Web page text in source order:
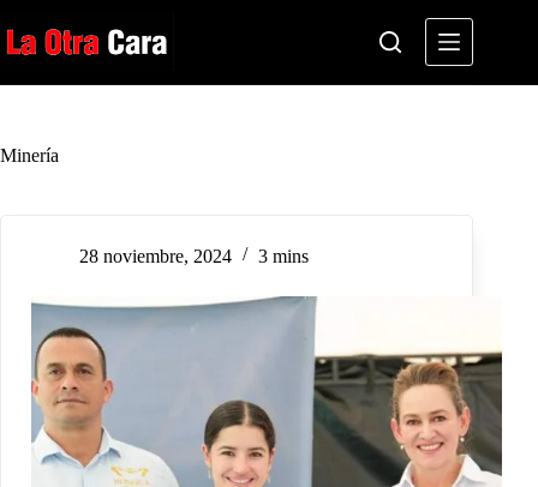
al
contenido
Minería
28 noviembre, 2024 3 mins